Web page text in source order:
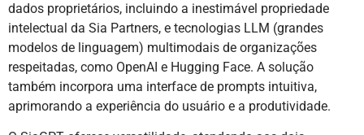
dados proprietários, incluindo a inestimável propriedade
intelectual da Sia Partners, e tecnologias LLM (grandes
modelos de linguagem) multimodais de organizações
respeitadas, como OpenAI e Hugging Face. A solução
também incorpora uma interface de prompts intuitiva,
aprimorando a experiência do usuário e a produtividade.